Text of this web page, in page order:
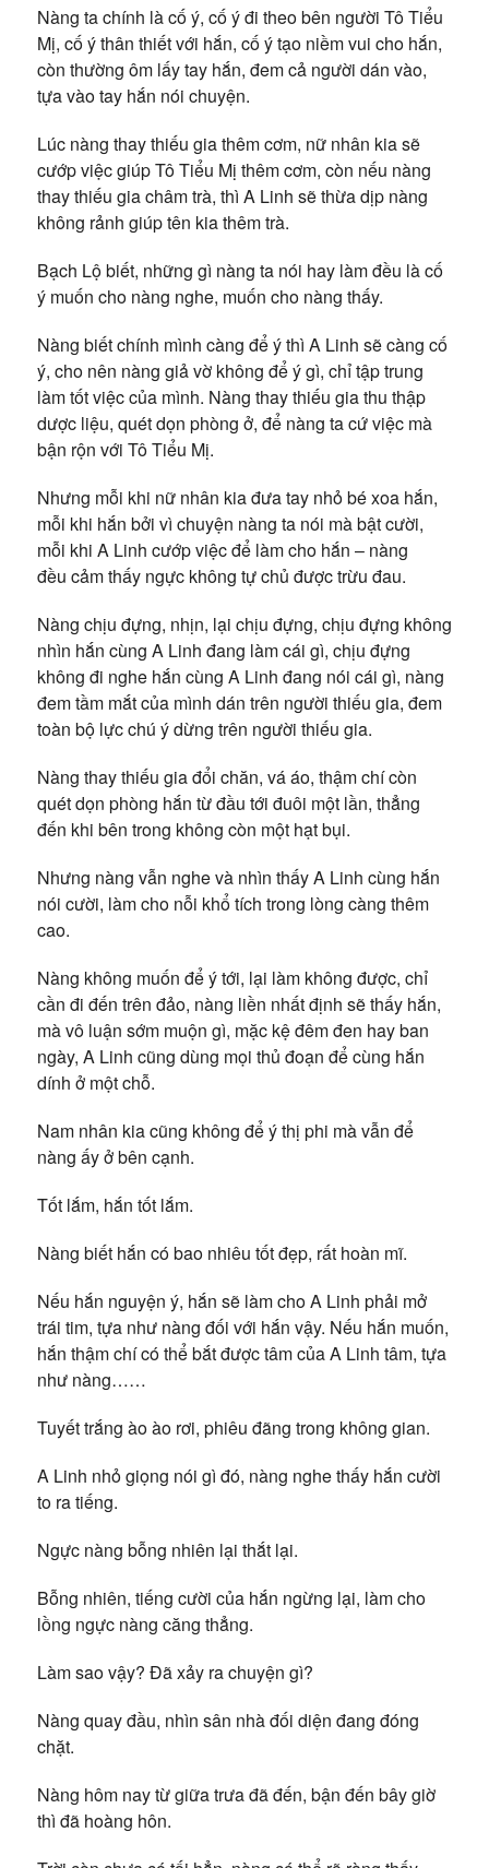
Nàng ta chính là cố ý, cố ý đi theo bên người Tô Tiểu
Mị, cố ý thân thiết với hắn, cố ý tạo niềm vui cho hắn,
còn thường ôm lấy tay hắn, đem cả người dán vào,
tựa vào tay hắn nói chuyện.
Lúc nàng thay thiếu gia thêm cơm, nữ nhân kia sẽ
cướp việc giúp Tô Tiểu Mị thêm cơm, còn nếu nàng
thay thiếu gia châm trà, thì A Linh sẽ thừa dịp nàng
không rảnh giúp tên kia thêm trà.
Bạch Lộ biết, những gì nàng ta nói hay làm đều là cố
ý muốn cho nàng nghe, muốn cho nàng thấy.
Nàng biết chính mình càng để ý thì A Linh sẽ càng cố
ý, cho nên nàng giả vờ không để ý gì, chỉ tập trung
làm tốt việc của mình. Nàng thay thiếu gia thu thập
dược liệu, quét dọn phòng ở, để nàng ta cứ việc mà
bận rộn với Tô Tiểu Mị.
Nhưng mỗi khi nữ nhân kia đưa tay nhỏ bé xoa hắn,
mỗi khi hắn bởi vì chuyện nàng ta nói mà bật cười,
mỗi khi A Linh cướp việc để làm cho hắn – nàng
đều cảm thấy ngực không tự chủ được trừu đau.
Nàng chịu đựng, nhịn, lại chịu đựng, chịu đựng không
nhìn hắn cùng A Linh đang làm cái gì, chịu đựng
không đi nghe hắn cùng A Linh đang nói cái gì, nàng
đem tầm mắt của mình dán trên người thiếu gia, đem
toàn bộ lực chú ý dừng trên người thiếu gia.
Nàng thay thiếu gia đổi chăn, vá áo, thậm chí còn
quét dọn phòng hắn từ đầu tới đuôi một lần, thẳng
đến khi bên trong không còn một hạt bụi.
Nhưng nàng vẫn nghe và nhìn thấy A Linh cùng hắn
nói cười, làm cho nỗi khổ tích trong lòng càng thêm
cao.
Nàng không muốn để ý tới, lại làm không được, chỉ
cần đi đến trên đảo, nàng liền nhất định sẽ thấy hắn,
mà vô luận sớm muộn gì, mặc kệ đêm đen hay ban
ngày, A Linh cũng dùng mọi thủ đoạn để cùng hắn
dính ở một chỗ.
Nam nhân kia cũng không để ý thị phi mà vẫn để
nàng ấy ở bên cạnh.
Tốt lắm, hắn tốt lắm.
Nàng biết hắn có bao nhiêu tốt đẹp, rất hoàn mĩ.
Nếu hắn nguyện ý, hắn sẽ làm cho A Linh phải mở
trái tim, tựa như nàng đối với hắn vậy. Nếu hắn muốn,
hắn thậm chí có thể bắt được tâm của A Linh tâm, tựa
như nàng……
Tuyết trắng ào ào rơi, phiêu đãng trong không gian.
A Linh nhỏ giọng nói gì đó, nàng nghe thấy hắn cười
to ra tiếng.
Ngực nàng bỗng nhiên lại thắt lại.
Bỗng nhiên, tiếng cười của hắn ngừng lại, làm cho
lồng ngực nàng căng thẳng.
Làm sao vậy? Đã xảy ra chuyện gì?
Nàng quay đầu, nhìn sân nhà đối diện đang đóng
chặt.
Nàng hôm nay từ giữa trưa đã đến, bận đến bây giờ
thì đã hoàng hôn.